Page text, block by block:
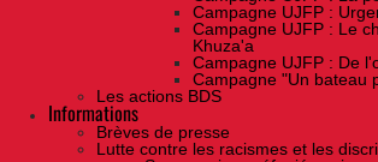
Campagne UJFP :
Campagne UJFP : Le
Khuza'a
Campagne UJFP : De
Campagne "Un bateau
Les actions BDS
Informations
Brèves de presse
Lutte contre les racismes et les